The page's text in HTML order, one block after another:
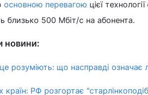
основною перевагою цієї
близько 500 Мбіт/с на абонента.
новини:
розуміють: що насправді означає
країн: РФ розгортає